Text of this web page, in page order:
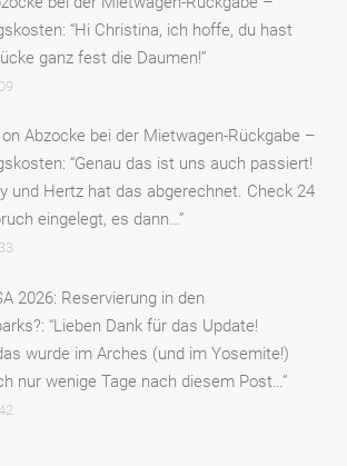
: “Hi Christina, ich hoffe, du hast
ganz fest die Daumen!”
onAbzocke bei der Mietwagen-Rückgabe –
: “Genau das ist uns auch passiert!
und Hertz hat das abgerechnet. Check 24
eingelegt, es dann…”
2026: Reservierung in den
: “Lieben Dank für das Update!
wurde im Arches (und im Yosemite!)
nur wenige Tage nach diesem Post…”